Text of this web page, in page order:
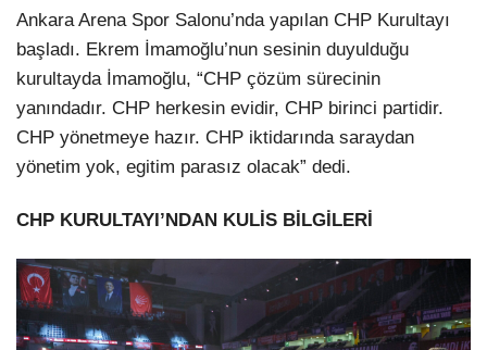
Ankara Arena Spor Salonu’nda yapılan CHP Kurultayı
başladı. Ekrem İmamoğlu’nun sesinin duyulduğu
kurultayda İmamoğlu, “CHP çözüm sürecinin
yanındadır. CHP herkesin evidir, CHP birinci partidir.
CHP yönetmeye hazır. CHP iktidarında saraydan
yönetim yok, egitim parasız olacak” dedi.
CHP KURULTAYI’NDAN KULİS BİLGİLERİ